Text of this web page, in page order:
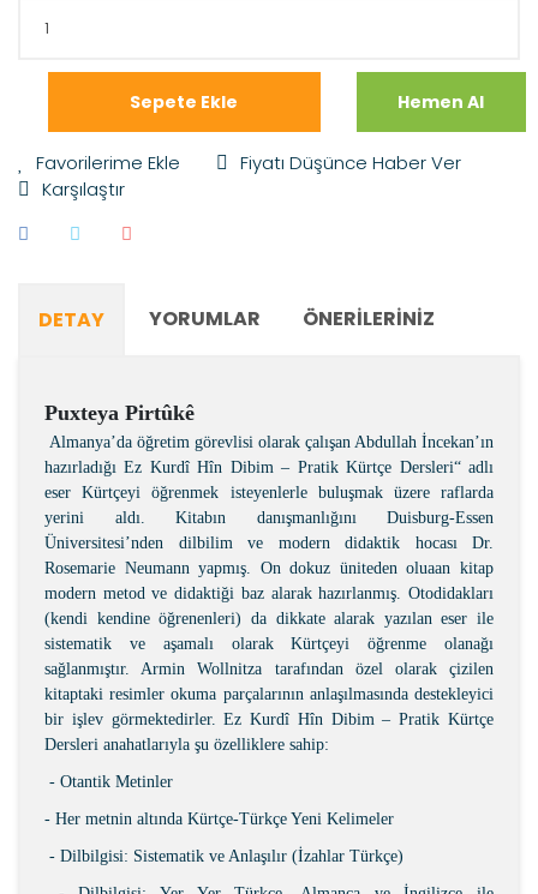
Sepete Ekle Hemen Al
Fiyatı Düşünce Haber Ver
Karşılaştır
DETAY YORUMLAR ÖNERILERINIZ
Puxteya Pirtûkê
Almanya’da öğretim görevlisi olarak çalışan Abdullah İncekan’ın
hazırladığı Ez Kurdî Hîn Dibim – Pratik Kürtçe Dersleri“ adlı
eser Kürtçeyi öğrenmek isteyenlerle buluşmak üzere raflarda
yerini aldı. Kitabın danışmanlığını Duisburg-Essen
Üniversitesi’nden dilbilim ve modern didaktik hocası Dr.
Rosemarie Neumann yapmış. On dokuz üniteden oluaan kitap
modern metod ve didaktiği baz alarak hazırlanmış. Otodidakları
(kendi kendine öğrenenleri) da dikkate alarak yazılan eser ile
sistematik ve aşamalı olarak Kürtçeyi öğrenme olanağı
sağlanmıştır. Armin Wollnitza tarafından özel olarak çizilen
kitaptaki resimler okuma parçalarının anlaşılmasında destekleyici
bir işlev görmektedirler. Ez Kurdî Hîn Dibim – Pratik Kürtçe
Dersleri anahatlarıyla şu özelliklere sahip:
- Otantik Metinler
- Her metnin altında Kürtçe-Türkçe Yeni Kelimeler
- Dilbilgisi: Sistematik ve Anlaşılır (İzahlar Türkçe)